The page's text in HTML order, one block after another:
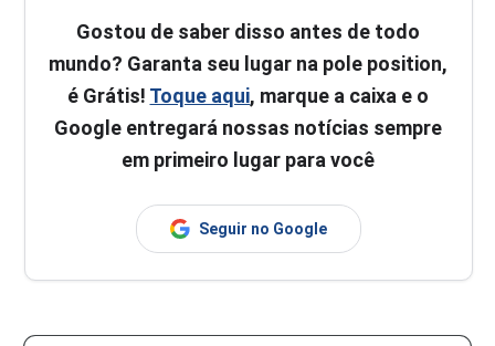
Gostou de saber disso antes de todo
mundo? Garanta seu lugar na pole position,
é Grátis! Toque aqui, marque a caixa e o
Google entregará nossas notícias sempre
em primeiro lugar para você
Seguir no Google